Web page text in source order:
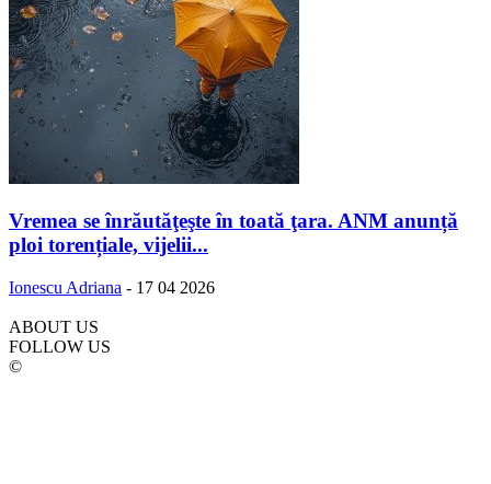
Vremea se înrăutăţeşte în toată ţara. ANM anunță
ploi torențiale, vijelii...
Ionescu Adriana - 17 04 2026
ABOUT US
FOLLOW US
©